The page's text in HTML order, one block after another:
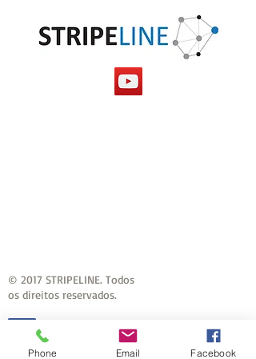
© 2017 STRIPELINE. Todos
os direitos reservados.
Phone Email Facebook